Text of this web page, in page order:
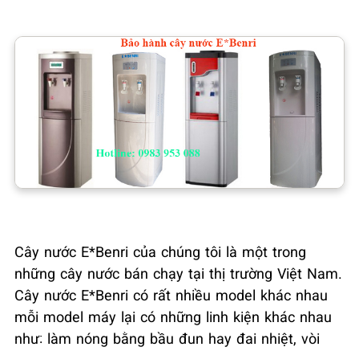
Cây nước E*Benri của chúng tôi là một trong
những cây nước bán chạy tại thị trường Việt Nam.
Cây nước E*Benri có rất nhiều model khác nhau
mỗi model máy lại có những linh kiện khác nhau
như: làm nóng bằng bầu đun hay đai nhiệt, vòi